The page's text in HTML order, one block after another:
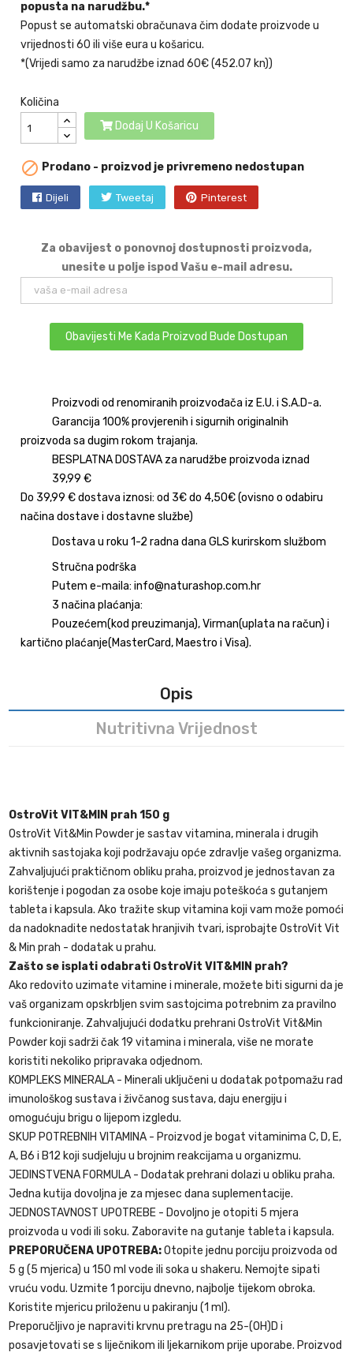
popusta na narudžbu.*
Popust se automatski obračunava čim dodate proizvode u
vrijednosti 60 ili više eura u košaricu.
*(Vrijedi samo za narudžbe iznad 60€ (452.07 kn))
Količina
Dodaj U Košaricu
 Prodano - proizvod je privremeno nedostupan
Dijeli Tweetaj Pinterest
Za obavijest o ponovnoj dostupnosti proizvoda,
unesite u polje ispod Vašu e-mail adresu.
Obavijesti Me Kada Proizvod Bude Dostupan
Proizvodi od renomiranih proizvođača iz E.U. i S.A.D-a.
Garancija 100% provjerenih i sigurnih originalnih
proizvoda sa dugim rokom trajanja.
BESPLATNA DOSTAVA za narudžbe proizvoda iznad
39,99 €
Do 39,99 € dostava iznosi: od 3€ do 4,50€ (ovisno o odabiru
načina dostave i dostavne službe)
Dostava u roku 1-2 radna dana GLS kurirskom službom
Stručna podrška
Putem e-maila: info@naturashop.com.hr
3 načina plaćanja:
Pouzećem(kod preuzimanja), Virman(uplata na račun) i
kartično plaćanje(MasterCard, Maestro i Visa).
Opis
Nutritivna Vrijednost
OstroVit VIT&MIN prah 150 g
OstroVit Vit&Min Powder je sastav vitamina, minerala i drugih
aktivnih sastojaka koji podržavaju opće zdravlje vašeg organizma.
Zahvaljujući praktičnom obliku praha, proizvod je jednostavan za
korištenje i pogodan za osobe koje imaju poteškoća s gutanjem
tableta i kapsula. Ako tražite skup vitamina koji vam može pomoći
da nadoknadite nedostatak hranjivih tvari, isprobajte OstroVit Vit
& Min prah - dodatak u prahu.
Zašto se isplati odabrati OstroVit VIT&MIN prah?
Ako redovito uzimate vitamine i minerale, možete biti sigurni da je
vaš organizam opskrbljen svim sastojcima potrebnim za pravilno
funkcioniranje. Zahvaljujući dodatku prehrani OstroVit Vit&Min
Powder koji sadrži čak 19 vitamina i minerala, više ne morate
koristiti nekoliko pripravaka odjednom.
KOMPLEKS MINERALA - Minerali uključeni u dodatak potpomažu rad
imunološkog sustava i živčanog sustava, daju energiju i
omogućuju brigu o lijepom izgledu.
SKUP POTREBNIH VITAMINA - Proizvod je bogat vitaminima C, D, E,
A, B6 i B12 koji sudjeluju u brojnim reakcijama u organizmu.
JEDINSTVENA FORMULA - Dodatak prehrani dolazi u obliku praha.
Jedna kutija dovoljna je za mjesec dana suplementacije.
JEDNOSTAVNOST UPOTREBE - Dovoljno je otopiti 5 mjera
proizvoda u vodi ili soku. Zaboravite na gutanje tableta i kapsula.
PREPORUČENA UPOTREBA:Otopite jednu porciju proizvoda od
5 g (5 mjerica) u 150 ml vode ili soka u shakeru. Nemojte sipati
vruću vodu. Uzmite 1 porciju dnevno, najbolje tijekom obroka.
Koristite mjericu priloženu u pakiranju (1 ml).
Preporučljivo je napraviti krvnu pretragu na 25-(OH)D i
posavjetovati se s liječnikom ili ljekarnikom prije uporabe. Proizvod